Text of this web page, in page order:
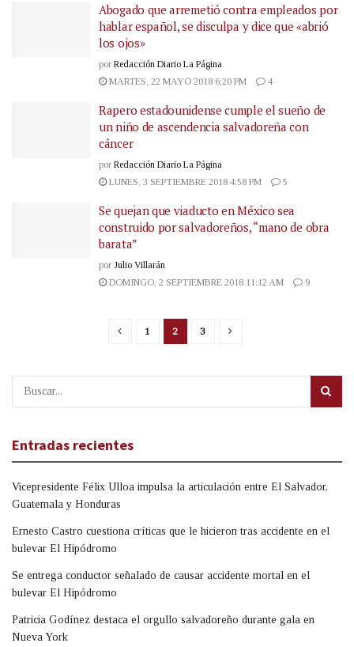
Abogado que arremetió contra empleados por
hablar español, se disculpa y dice que «abrió
los ojos»
por Redacción Diario La Página
MARTES, 22 MAYO 2018 6:20 PM
4
Rapero estadounidense cumple el sueño de
un niño de ascendencia salvadoreña con
cáncer
por Redacción Diario La Página
LUNES, 3 SEPTIEMBRE 2018 4:58 PM
5
Se quejan que viaducto en México sea
construido por salvadoreños, “mano de obra
barata”
por Julio Villarán
DOMINGO, 2 SEPTIEMBRE 2018 11:12 AM
9
1 2 3
Entradas recientes
Vicepresidente Félix Ulloa impulsa la articulación entre El Salvador,
Guatemala y Honduras
Ernesto Castro cuestiona críticas que le hicieron tras accidente en el
bulevar El Hipódromo
Se entrega conductor señalado de causar accidente mortal en el
bulevar El Hipódromo
Patricia Godínez destaca el orgullo salvadoreño durante gala en
Nueva York